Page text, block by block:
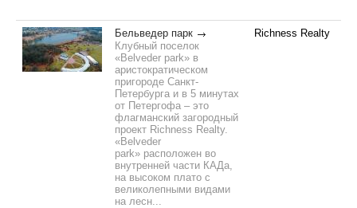
Бельведер парк
Клубный поселок
«Belveder park» в
аристократическом
пригороде Санкт-
Петербурга и в 5 минутах
от Петергофа – это
флагманский загородный
проект Richness Realty.
«Belveder
park» расположен во
внутренней части КАДа,
на высоком плато с
великолепными видами
на лесн...
Richness Realty